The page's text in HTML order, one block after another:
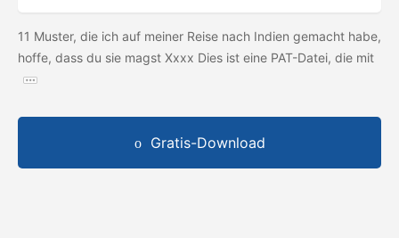
11 Muster, die ich auf meiner Reise nach Indien gemacht habe,
hoffe, dass du sie magst Xxxx Dies ist eine PAT-Datei, die mit
Gratis-Download